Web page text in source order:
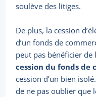
soulève des litiges.
De plus, la cession
d’un fonds de
peut pas bénéficier de
cession du fonds de
cession d’un bien
de ne pas oublier que